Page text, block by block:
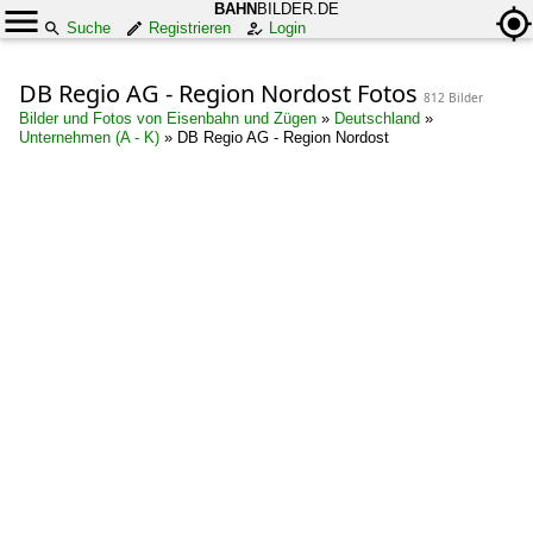
BAHN BILDER.DE
Suche
Registrieren Login
DB Regio AG - Region Nordost Fotos 812 Bilder
Bilder und Fotos von Eisenbahn und Zügen » Deutschland »
Unternehmen (A - K) » DB Regio AG - Region Nordost